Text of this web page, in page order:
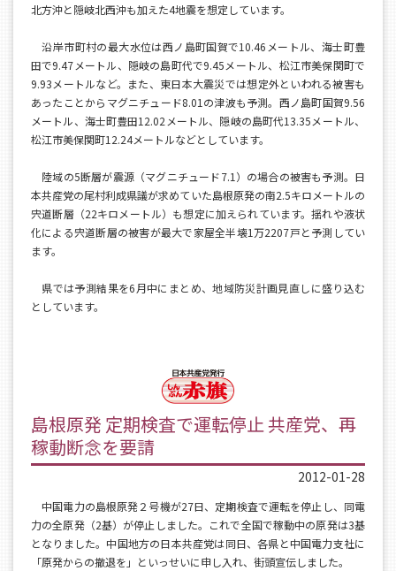
北方沖と隠岐北西沖も加えた4地震を想定しています。
沿岸市町村の最大水位は西ノ島町国賀で10.46メートル、海士町豊
田で9.47メートル、隠岐の島町代で9.45メートル、松江市美保関町で
9.93メートルなど。また、東日本大震災では想定外といわれる被害も
あったことからマグニチュード8.01の津波も予測。西ノ島町国賀9.56
メートル、海士町豊田12.02メートル、隠岐の島町代13.35メートル、
松江市美保関町12.24メートルなどとしています。
陸域の5断層が震源（マグニチュード7.1）の場合の被害も予測。日
本共産党の尾村利成県議が求めていた島根原発の南2.5キロメートルの
宍道断層（22キロメートル）も想定に加えられています。揺れや液状
化による宍道断層の被害が最大で家屋全半壊1万2207戸と予測してい
ます。
県では予測結果を6月中にまとめ、地域防災計画見直しに盛り込む
としています。
島根原発 定期検査で運転停止 共産党、再
稼動断念を要請
2012-01-28
中国電力の島根原発２号機が27日、定期検査で運転を停止し、同電
力の全原発（2基）が停止しました。これで全国で稼動中の原発は3基
となりました。中国地方の日本共産党は同日、各県と中国電力支社に
「原発からの撤退を」といっせいに申し入れ、街頭宣伝しました。